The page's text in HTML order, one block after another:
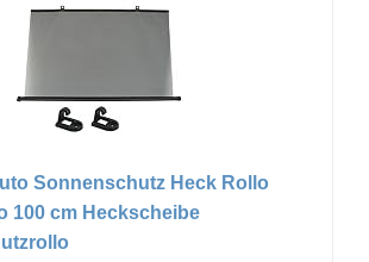
Sonnenschutz Heck Rollo
100 cm Heckscheibe